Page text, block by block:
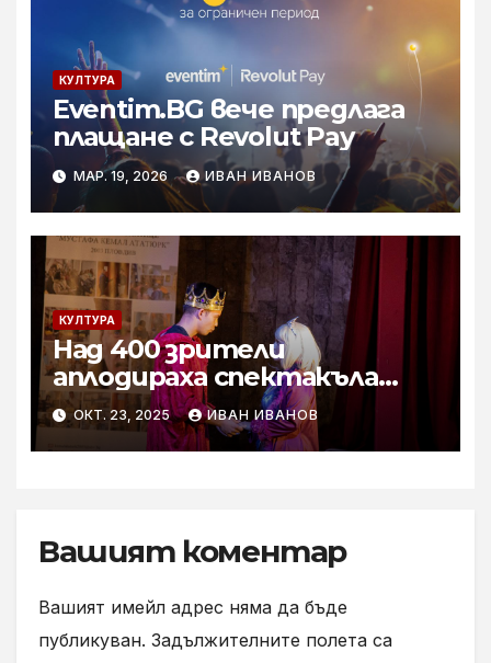
КУЛТУРА
Eventim.BG вече предлага
плащане с Revolut Pay
МАР. 19, 2026 ИВАН ИВАНОВ
КУЛТУРА
Над 400 зрители
аплодираха спектакъла
„Разбъркани приказки в 21
век“ с участието на
младежи със затруднен
ОКТ. 23, 2025 ИВАН ИВАНОВ
Вашият коментар
Вашият имейл адрес няма да бъде
публикуван. Задължителните полета са